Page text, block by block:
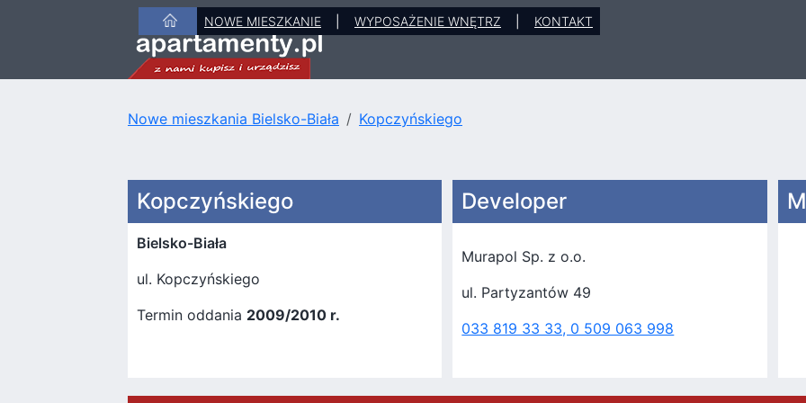
NOWE MIESZKANIE WYPOSAŻENIE WNĘTRZ KONTAKT
Nowe mieszkania Bielsko-Biała Kopczyńskiego
Kopczyńskiego
Bielsko-Biała
ul. Kopczyńskiego
Termin oddania 2009/2010 r.
Developer
Murapol Sp. z o.o.
ul. Partyzantów 49
033 819 33 33, 0 509 063 998